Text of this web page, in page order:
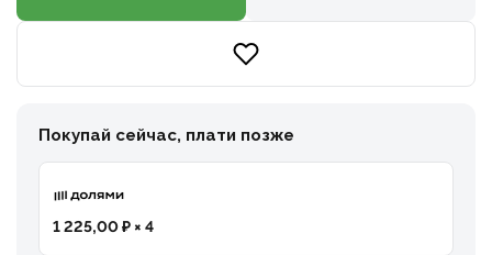
Покупай сейчас, плати позже
1 225,00 ₽ × 4